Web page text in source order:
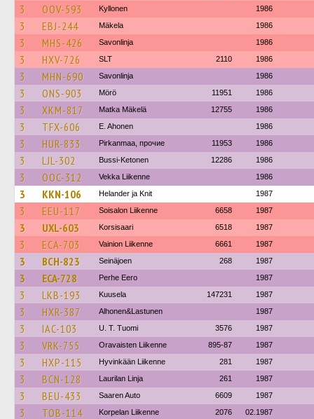
3 OOV-593 Kyllonen 1986
3 EBJ-244 Mäkela 1986
3 MHS-426 Savonlinja 1986
3 HXV-726 SLT 2110 1986
3 MHN-690 Savonlinja 1986
3 ONS-903 Mörö 11951 1986
3 XKM-817 Matka Mäkelä 12755 1986
3 TFX-606 E. Ahonen 1986
3 HUR-833 Pirkanmaa, прочие 11953 1986
3 LJL-302 Bussi-Ketonen 12286 1986
3 OOC-312 Vekka Liikenne 1986
3 KKN-106 Helander ja Knit 1987
3 EEU-117 Soisalon Liikenne 6658 1987
3 UXL-603 Korsisaari 6518 1987
3 ECA-703 Vainion Liikenne 6661 1987
3 BCH-823 Seinäjoen 268 1987
3 ECA-728 Perhe Eero 1987
3 LKB-193 Kuusela 147231 1987
3 HXR-387 Alhonen&Lastunen 1987
3 IAC-103 U. T. Tuomi 3576 1987
3 VRK-755 Oravaisten Liikenne 895-87 1987
3 HXP-115 Hyvinkään Liikenne 281 1987
3 BCN-128 Laurilan Linja 261 1987
3 BEU-433 Saaren Auto 6609 1987
3 TOB-114 Korpelan Liikenne 2076 02.1987